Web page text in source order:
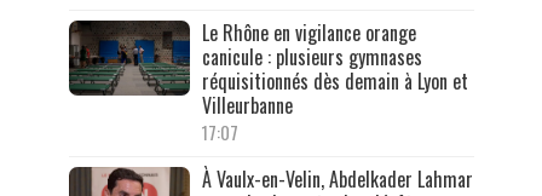
Le Rhône en vigilance orange
canicule : plusieurs gymnases
réquisitionnés dès demain à Lyon et
Villeurbanne
17:07
À Vaulx-en-Velin, Abdelkader Lahmar